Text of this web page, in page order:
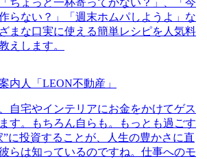
ちょっと一杯寄ってかない？」、「今
らない？」「週末ホムパしようよ」な
まな口実に使える簡単レシピを人気料
えします。
内人「LEON不動産」
自宅やインテリアにお金をかけてゲス
す。もちろん自らも。もっとも過ごす
”に投資することが、人生の豊かさに直
らは知っているのですね。仕事へのモ